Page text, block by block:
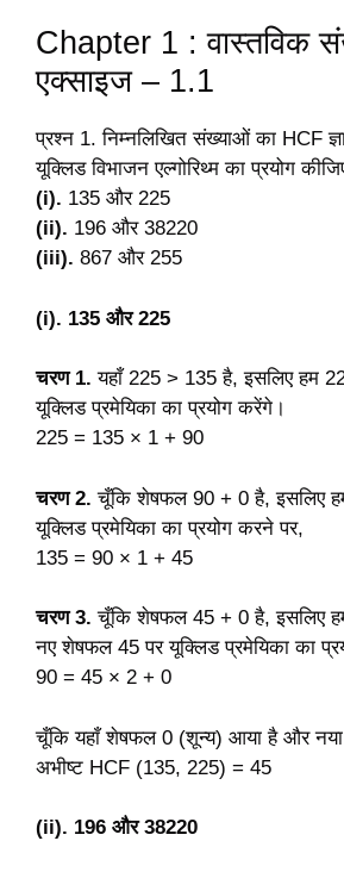
Chapter 1 : वास्तविक
एक्साइज – 1.1
प्रश्न 1. निम्नलिखित संख्याओं का HCF
यूक्लिड विभाजन एल्गोरिथ्म का प्रयोग
(i). 135 और 225
(ii). 196 और 38220
(iii). 867 और 255
(i). 135 और 225
चरण 1.यहाँ 225 > 135 है, इसलिए हम
यूक्लिड प्रमेयिका का प्रयोग करेंगे।
225 = 135 × 1 + 90
चरण 2. चूँकि शेषफल 90 + 0 है, इसलिए
यूक्लिड प्रमेयिका का प्रयोग करने पर,
135 = 90 × 1 + 45
चरण 3. चूँकि शेषफल 45 + 0 है, इसलिए
नए शेषफल 45 परयूक्लिड प्रमेयिका का
90 = 45 × 2 + 0
चूँकि यहाँ शेषफल 0 (शून्य) आया है और
अभीष्ट HCF (135, 225) = 45
(ii). 196 और 38220